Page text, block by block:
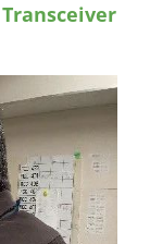
Transceiver